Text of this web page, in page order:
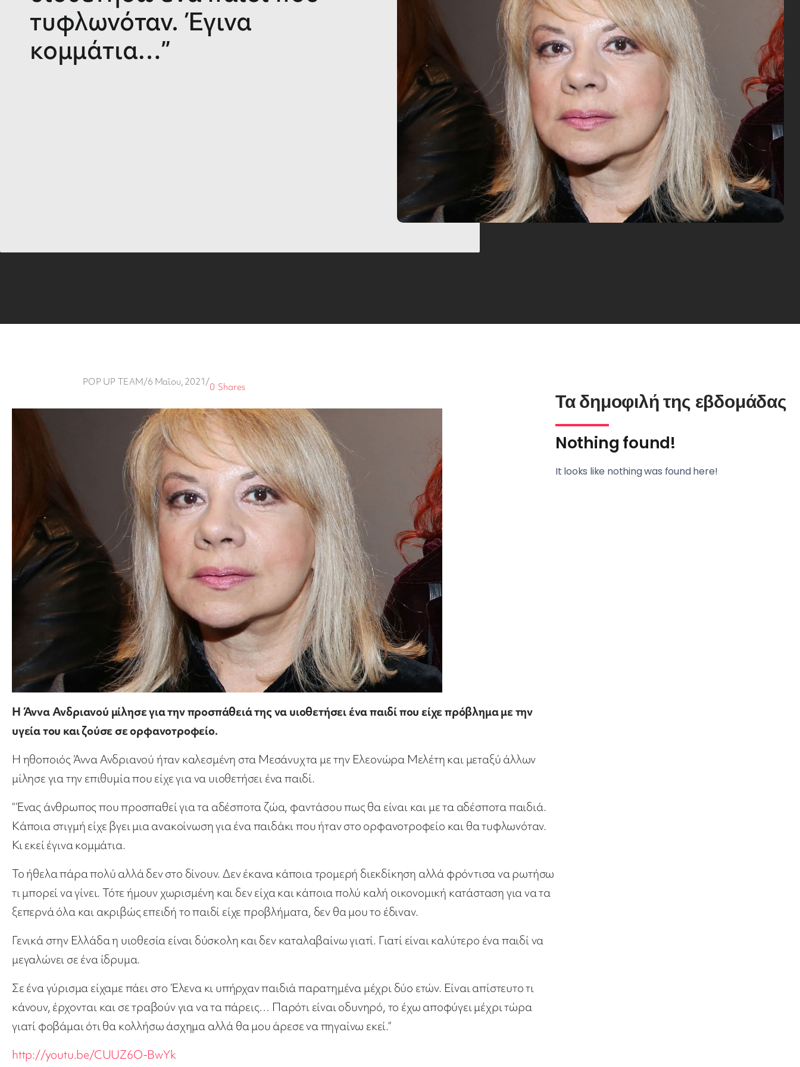
τυφλωνόταν. Έγινα
κομμάτια…”
POP UP TEAM/6 Μαΐου, 2021/ Shares
0
Η Άννα Ανδριανού μίλησε για την προσπάθειά της να υιοθετήσει ένα παιδί που είχε πρόβλημα με την
υγεία του και ζούσε σε ορφανοτροφείο.
Η ηθοποιός Άννα Ανδριανού ήταν καλεσμένη στα Μεσάνυχτα με την Ελεονώρα Μελέτη και μεταξύ άλλων
μίλησε για την επιθυμία που είχε για να υιοθετήσει ένα παιδί.
“Ένας άνθρωπος που προσπαθεί για τα αδέσποτα ζώα, φαντάσου πως θα είναι και με τα αδέσποτα παιδιά.
Κάποια στιγμή είχε βγει μια ανακοίνωση για ένα παιδάκι που ήταν στο ορφανοτροφείο και θα τυφλωνόταν.
Κι εκεί έγινα κομμάτια.
Το ήθελα πάρα πολύ αλλά δεν στο δίνουν. Δεν έκανα κάποια τρομερή διεκδίκηση αλλά φρόντισα να ρωτήσω
τι μπορεί να γίνει. Τότε ήμουν χωρισμένη και δεν είχα και κάποια πολύ καλή οικονομική κατάσταση για να τα
ξεπερνά όλα και ακριβώς επειδή το παιδί είχε προβλήματα, δεν θα μου το έδιναν.
Γενικά στην Ελλάδα η υιοθεσία είναι δύσκολη και δεν καταλαβαίνω γιατί. Γιατί είναι καλύτερο ένα παιδί να
μεγαλώνει σε ένα ίδρυμα.
Σε ένα γύρισμα είχαμε πάει στο Έλενα κι υπήρχαν παιδιά παρατημένα μέχρι δύο ετών. Είναι απίστευτο τι
κάνουν, έρχονται και σε τραβούν για να τα πάρεις… Παρότι είναι οδυνηρό, το έχω αποφύγει μέχρι τώρα
γιατί φοβάμαι ότι θα κολλήσω άσχημα αλλά θα μου άρεσε να πηγαίνω εκεί.”
http://youtu.be/CUUZ6O-BwYk
Τα δημοφιλή της εβδομάδας
Nothing found!
It looks like nothing was found here!